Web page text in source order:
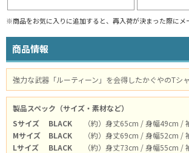
※商品をお気に入りに追加すると、再入荷が決まった際にメ
商品情報
強力な武器「ルーティーン」を会得したかぐやのTシ
製品スペック（サイズ・素材など）
Sサイズ
BLACK
（約）身丈65cm / 身幅49cm /
Mサイズ
BLACK
（約）身丈69cm / 身幅52cm /
Lサイズ
BLACK
（約）身丈73cm / 身幅55cm /